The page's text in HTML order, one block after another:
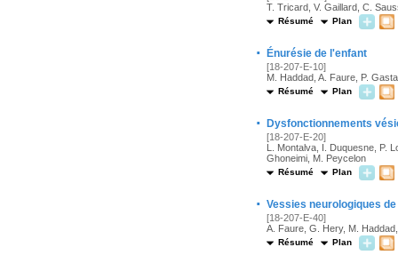
T. Tricard, V. Gaillard, C.
Résumé Plan
· Énurésie de l'enfant
[18-207-E-10]
M. Haddad, A. Faure, P.
Résumé Plan
· Dysfonctionnements
[18-207-E-20]
L. Montalva, I. Duquesne, P.
Ghoneimi, M. Peycelon
Résumé Plan
· Vessies neurologiques
[18-207-E-40]
A. Faure, G. Hery, M.
Résumé Plan